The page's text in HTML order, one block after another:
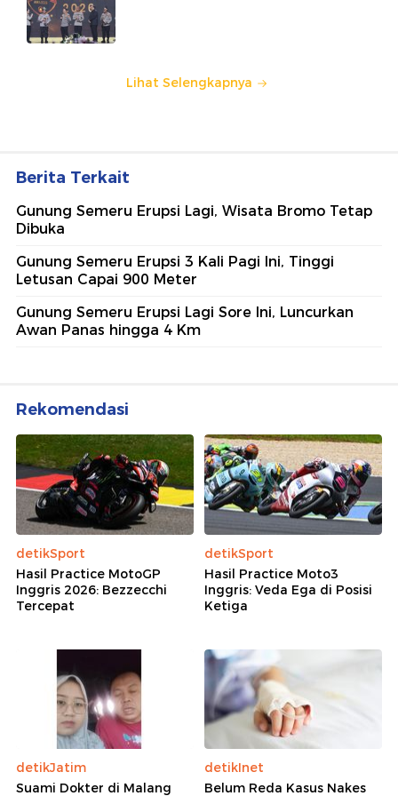
Lihat Selengkapnya
Berita Terkait
Gunung Semeru Erupsi Lagi, Wisata Bromo Tetap
Dibuka
Gunung Semeru Erupsi 3 Kali Pagi Ini, Tinggi
Letusan Capai 900 Meter
Gunung Semeru Erupsi Lagi Sore Ini, Luncurkan
Awan Panas hingga 4 Km
Rekomendasi
detikSport
Hasil Practice MotoGP
Inggris 2026: Bezzecchi
Tercepat
detikSport
Hasil Practice Moto3
Inggris: Veda Ega di Posisi
Ketiga
detikJatim
Suami Dokter di Malang
detikInet
Belum Reda Kasus Nakes